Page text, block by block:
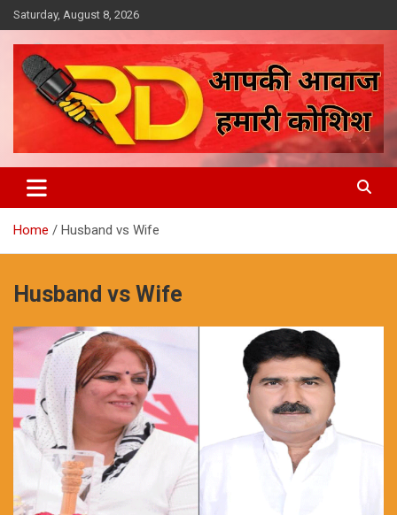
Skip
to
content
Saturday, August 8, 2026
Reporter Diaries
Home Husband vs Wife
Husband vs Wife